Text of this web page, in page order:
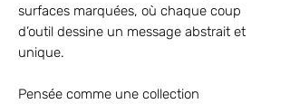
surfaces marquées, où chaque coup
d’outil dessine un message abstrait et
unique.
Pensée comme une collection